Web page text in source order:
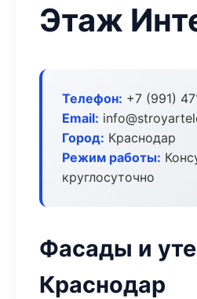
Этаж
Телефон: +7 (991)
Email:
Город: Краснодар
Режим работы:
круглосуточно
Фасады и
Краснодар